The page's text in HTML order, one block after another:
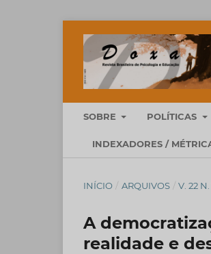
SOBRE POLÍTICAS
INDEXADORES /
INÍCIO / ARQUIVOS / V. 22
A
realidade e